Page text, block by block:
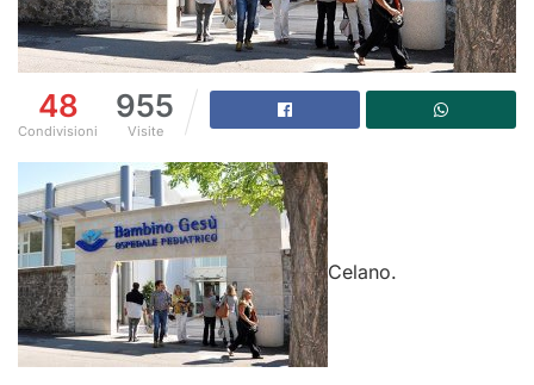
48
Condivisioni
955
Visite
Celano.